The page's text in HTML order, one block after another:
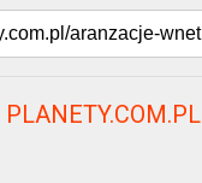
PLANETY.COM.PL